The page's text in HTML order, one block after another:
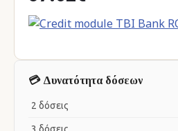
💳 Δυνατότητα δόσεων
2 δόσεις